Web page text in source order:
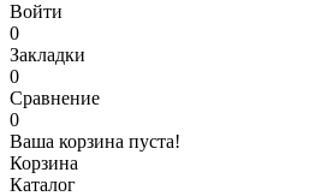
Войти
0
Закладки
0
Сравнение
0
Ваша корзина пуста!
Корзина
Каталог